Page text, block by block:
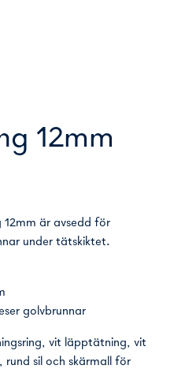
12mm
12mm är avsedd för
under tätskiktet.
golvbrunnar
vit läpptätning, vit
rund sil och skärmall för